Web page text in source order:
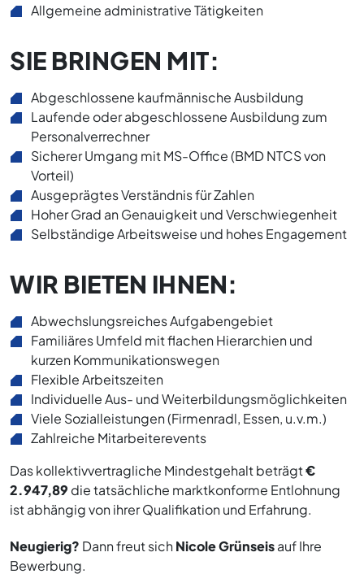
Allgemeine administrative Tätigkeiten
SIE BRINGEN MIT:
Abgeschlossene kaufmännische Ausbildung
Laufende oder abgeschlossene Ausbildung zum
Personalverrechner
Sicherer Umgang mit MS-Office (BMD NTCS von
Vorteil)
Ausgeprägtes Verständnis für Zahlen
Hoher Grad an Genauigkeit und Verschwiegenheit
Selbständige Arbeitsweise und hohes Engagement
WIR BIETEN IHNEN:
Abwechslungsreiches Aufgabengebiet
Familiäres Umfeld mit flachen Hierarchien und
kurzen Kommunikationswegen
Flexible Arbeitszeiten
Individuelle Aus- und Weiterbildungsmöglichkeiten
Viele Sozialleistungen (Firmenradl, Essen, u.v.m.)
Zahlreiche Mitarbeiterevents
Das kollektivvertragliche Mindestgehalt beträgt€
2.947,89 die tatsächliche marktkonforme Entlohnung
ist abhängig von ihrer Qualifikation und Erfahrung.
Neugierig? Dann freut sichNicole Grünseisauf Ihre
Bewerbung.